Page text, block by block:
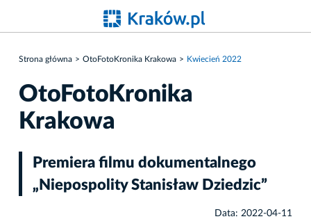
Strona główna OtoFotoKronika Krakowa Kwiecień 2022
OtoFotoKronika
Krakowa
Premiera filmu dokumentalnego
„Niepospolity Stanisław Dziedzic”
Data: 2022-04-11